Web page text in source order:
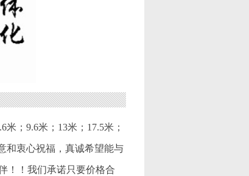
；9.6米；13米；17.5米；
和衷心祝福，真诚希望能与
！！我们承诺只要价格合